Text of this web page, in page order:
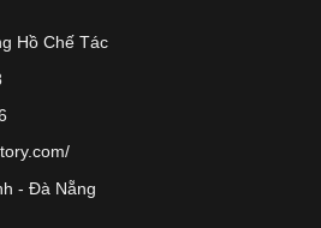
Hồ Chế Tác
- Đà Nẵng